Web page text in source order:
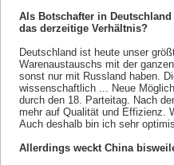
Als Botschafter in
das derzeitige Verhältnis?
Deutschland ist heute unser
Warenaustauschs mit der
sonst nur mit Russland haben.
wissenschaftlich ... Neue
durch den 18. Parteitag. Nach
mehr auf Qualität und Effizienz.
Auch deshalb bin ich sehr
Allerdings weckt China